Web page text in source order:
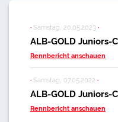
· Samstag, 20.05.2023 ·
ALB-GOLD Juniors-
Rennbericht anschauen
· Samstag, 07.05.2022 ·
ALB-GOLD Juniors-
Rennbericht anschauen